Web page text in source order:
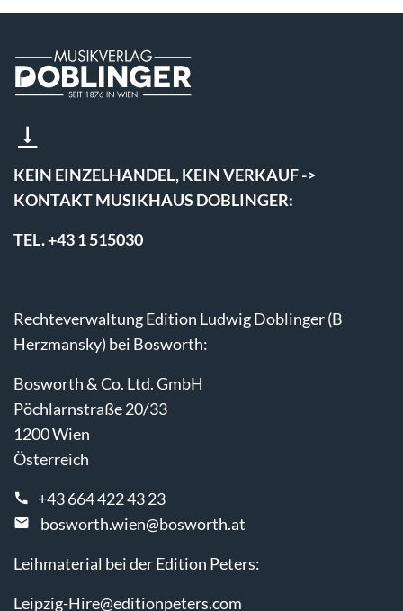
KEIN EINZELHANDEL, KEIN VERKAUF ->
KONTAKT MUSIKHAUS DOBLINGER:
TEL. +43 1 515030
Rechteverwaltung Edition Ludwig Doblinger (B
Herzmansky) bei Bosworth:
Bosworth & Co. Ltd. GmbH
Pöchlarnstraße 20/33
1200 Wien
Österreich
+43 664 422 43 23
bosworth.wien@bosworth.at
Leihmaterial bei der Edition Peters:
Leipzig-Hire@editionpeters.com